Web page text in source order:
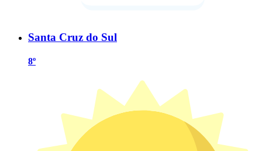
Santa Cruz do Sul
8º